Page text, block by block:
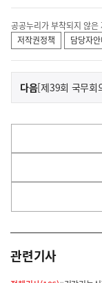
공공누리가 부착되지 않
저작권정책
담당자
이
전
다
음
다음기
사
관련기사